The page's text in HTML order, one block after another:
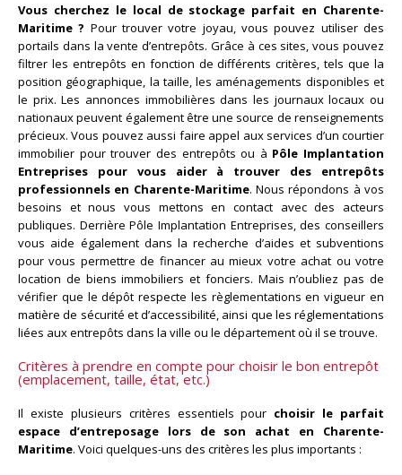
Vous cherchez le local de stockage parfait en Charente-
Maritime ? Pour trouver votre joyau, vous pouvez utiliser des
portails dans la vente d’entrepôts. Grâce à ces sites, vous pouvez
filtrer les entrepôts en fonction de différents critères, tels que la
position géographique, la taille, les aménagements disponibles et
le prix. Les annonces immobilières dans les journaux locaux ou
nationaux peuvent également être une source de renseignements
précieux. Vous pouvez aussi faire appel aux services d’un courtier
immobilier pour trouver des entrepôts ou à Pôle Implantation
Entreprises pour vous aider à trouver des entrepôts
professionnels en Charente-Maritime. Nous répondons à vos
besoins et nous vous mettons en contact avec des acteurs
publiques. Derrière Pôle Implantation Entreprises, des conseillers
vous aide également dans la recherche d’aides et subventions
pour vous permettre de financer au mieux votre achat ou votre
location de biens immobiliers et fonciers. Mais n’oubliez pas de
vérifier que le dépôt respecte les règlementations en vigueur en
matière de sécurité et d’accessibilité, ainsi que les réglementations
liées aux entrepôts dans la ville ou le département où il se trouve.
Critères à prendre en compte pour choisir le bon entrepôt
(emplacement, taille, état, etc.)
Il existe plusieurs critères essentiels pour choisir le parfait
espace d’entreposage lors de son achat en Charente-
Maritime. Voici quelques-uns des critères les plus importants :